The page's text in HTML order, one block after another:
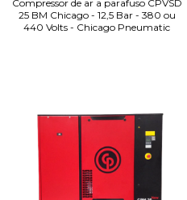
Compressor de ar a parafuso CPVSD
25 BM Chicago - 12,5 Bar - 380 ou
440 Volts - Chicago Pneumatic